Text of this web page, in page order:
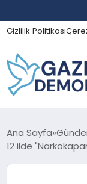
Gizlilik Politikası
GÜNDEM
Ana Sayfa
12 ilde